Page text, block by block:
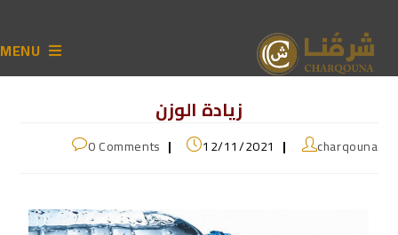
MENU
زيادة الوزن
charqouna
12/11/2021
0 Comments